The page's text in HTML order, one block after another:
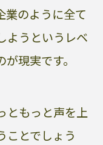
業のように全て
ようというレベ
現実です。
ともっと声を上
ことでしょう